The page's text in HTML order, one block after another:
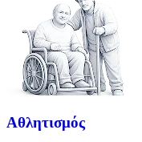
Αθλητισμός